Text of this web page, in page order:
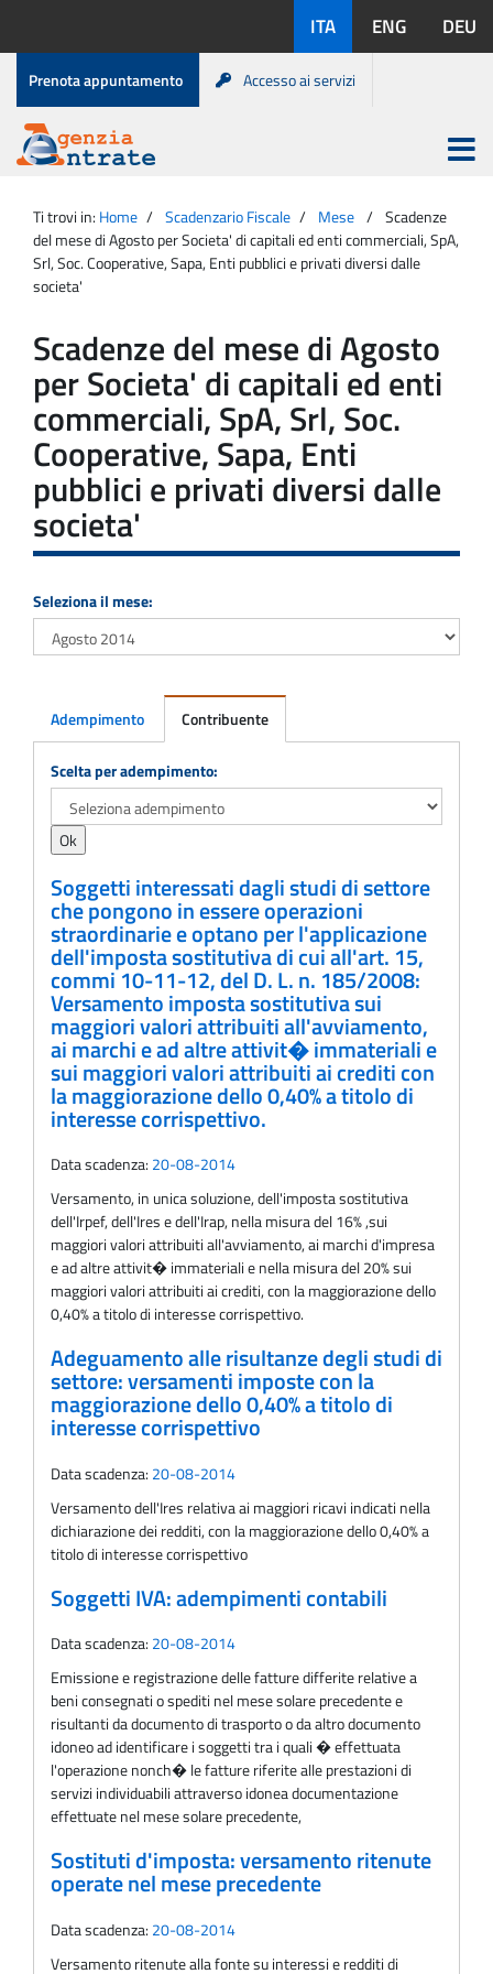
contenuto
disponibili:
ITA ENG DEU
Menu
di
servizio
Prenota appuntamento Accesso ai servizi
Agenzia
Entrate
Apri
menu
principale
Ti trovi in: Home Scadenzario Fiscale Mese
Scadenze
del mese di Agosto per Societa' di capitali ed enti commerciali, SpA,
Srl, Soc. Cooperative, Sapa, Enti pubblici e privati diversi dalle
societa'
Scadenze del mese di Agosto
per Societa' di capitali ed enti
commerciali, SpA, Srl, Soc.
Cooperative, Sapa, Enti
pubblici e privati diversi dalle
societa'
Seleziona il mese:
Adempimento Contribuente
Adempimento
Scelta per adempimento:
Soggetti interessati dagli studi di settore
che pongono in essere operazioni
straordinarie e optano per l'applicazione
dell'imposta sostitutiva di cui all'art. 15,
commi 10-11-12, del D. L. n. 185/2008:
Versamento imposta sostitutiva sui
maggiori valori attribuiti all'avviamento,
ai marchi e ad altre attivit� immateriali e
sui maggiori valori attribuiti ai crediti con
la maggiorazione dello 0,40% a titolo di
interesse corrispettivo.
Data scadenza: 20-08-2014
Versamento, in unica soluzione, dell'imposta sostitutiva
dell'Irpef, dell'Ires e dell'Irap, nella misura del 16% ,sui
maggiori valori attribuiti all'avviamento, ai marchi d'impresa
e ad altre attivit� immateriali e nella misura del 20% sui
maggiori valori attribuiti ai crediti, con la maggiorazione dello
0,40% a titolo di interesse corrispettivo.
Adeguamento alle risultanze degli studi di
settore: versamenti imposte con la
maggiorazione dello 0,40% a titolo di
interesse corrispettivo
Data scadenza: 20-08-2014
Versamento dell'Ires relativa ai maggiori ricavi indicati nella
dichiarazione dei redditi, con la maggiorazione dello 0,40% a
titolo di interesse corrispettivo
Soggetti IVA: adempimenti contabili
Data scadenza: 20-08-2014
Emissione e registrazione delle fatture differite relative a
beni consegnati o spediti nel mese solare precedente e
risultanti da documento di trasporto o da altro documento
idoneo ad identificare i soggetti tra i quali � effettuata
l'operazione nonch� le fatture riferite alle prestazioni di
servizi individuabili attraverso idonea documentazione
effettuate nel mese solare precedente,
Sostituti d'imposta: versamento ritenute
operate nel mese precedente
Data scadenza: 20-08-2014
Versamento ritenute alla fonte su interessi e redditi di